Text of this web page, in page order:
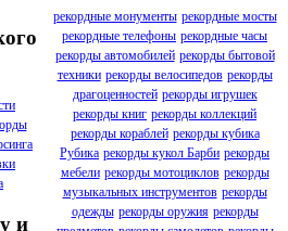
и
рекордные монументы рекордные мосты
рекордные телефоны рекордные часы
рекорды автомобилей рекорды бытовой
техники рекорды велосипедов рекорды
драгоценностей рекорды игрушек
рекорды книг рекорды коллекций
рекорды кораблей рекорды кубика
Рубика рекорды кукол Барби рекорды
мебели рекорды мотоциклов рекорды
музыкальных инструментов рекорды
одежды рекорды оружия рекорды